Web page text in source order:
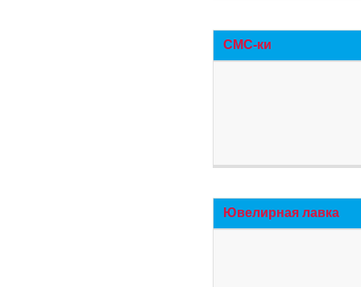
СМС-ки
Ювелирная лавка